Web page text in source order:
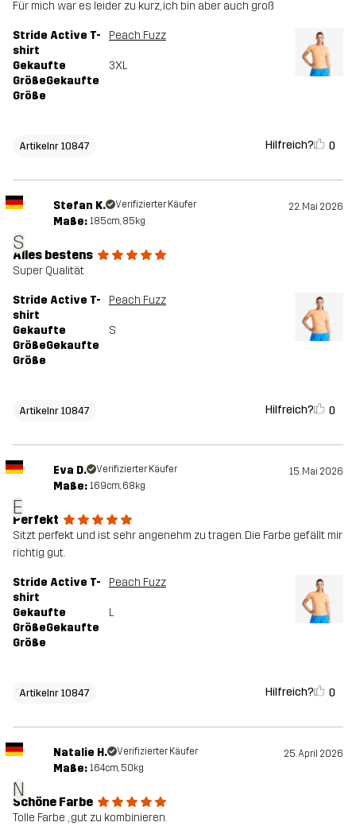
Für mich war es leider zu kurz, ich bin aber auch groß
Stride Active T-
shirt
Peach Fuzz
Gekaufte
GrößeGekaufte
Größe
3XL
Artikelnr 10847 Hilfreich? 0
S
Stefan K. Verifizierter Käufer 22. Mai 2026
Maße: 185cm, 85kg
Alles bestens
Super Qualität
Stride Active T-
shirt
Peach Fuzz
Gekaufte
GrößeGekaufte
Größe
S
Artikelnr 10847 Hilfreich? 0
E
Eva D. Verifizierter Käufer 15. Mai 2026
Maße: 169cm, 68kg
Perfekt
Sitzt perfekt und ist sehr angenehm zu tragen. Die Farbe gefällt mir
richtig gut.
Stride Active T-
shirt
Peach Fuzz
Gekaufte
GrößeGekaufte
Größe
L
Artikelnr 10847 Hilfreich? 0
N
Natalie H. Verifizierter Käufer 25. April 2026
Maße: 164cm, 50kg
Schöne Farbe
Tolle Farbe , gut zu kombinieren.